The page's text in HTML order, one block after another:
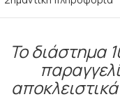
To διάστημα